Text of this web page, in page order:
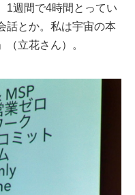
1週間で4時間とってい
話とか。私は宇宙の本
立花さん）。